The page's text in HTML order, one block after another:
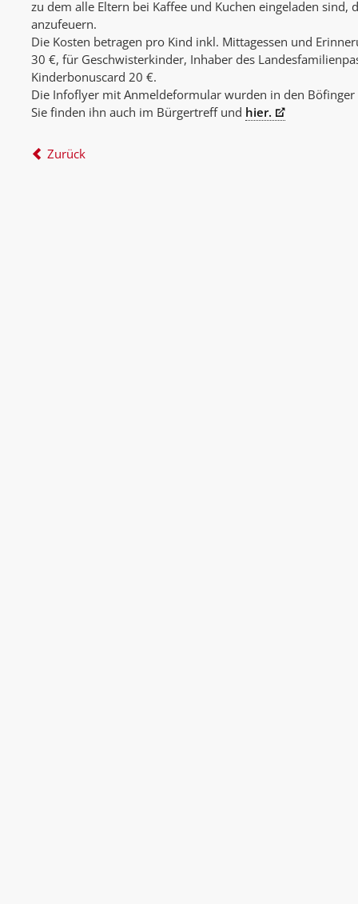
zu dem alle Eltern bei Kaffee und Kuchen eingeladen sind,
anzufeuern.
Die Kosten betragen pro Kind inkl. Mittagessen und
30 €, für Geschwisterkinder, Inhaber des
Kinderbonuscard 20 €.
Die Infoflyer mit Anmeldeformular wurden in den Böfinger
Sie finden ihn auch im Bürgertreff und hier.
Zurück